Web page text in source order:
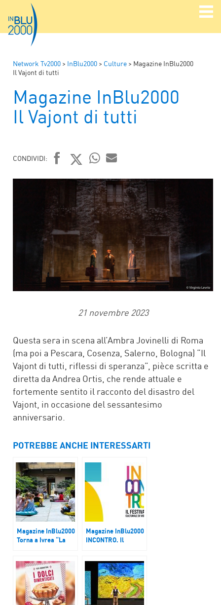
Network Tv2000 > InBlu2000 > Culture > Magazine InBlu2000
Il Vajont di tutti
Magazine InBlu2000
Il Vajont di tutti
CONDIVIDI:
FACEBOOK
TWITTER
WHATSAPP
MAIL
21 novembre 2023
Questa sera in scena all’Ambra Jovinelli di Roma
(ma poi a Pescara, Cosenza, Salerno, Bologna) “Il
Vajont di tutti, riflessi di speranza”, pièce scritta e
diretta da Andrea Ortis, che rende attuale e
fortemente sentito il racconto del disastro del
Vajont, in occasione del sessantesimo
anniversario.
POTREBBE ANCHE INTERESSARTI
Magazine InBlu2000
Torna a Ivrea “La
Magazine InBlu2000
INCONTRO. Il